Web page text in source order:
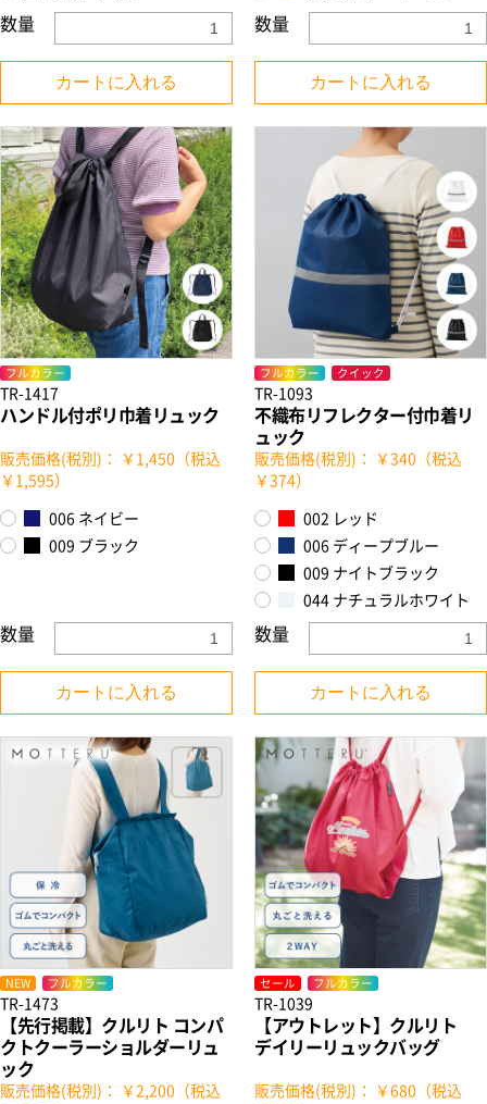
数量
カートに入れる
数量
カートに入れる
フルカラー
TR-1417
ハンドル付ポリ巾着リュック
販売価格(税別)： ￥1,450（税込
￥1,595）
006 ネイビー
009 ブラック
数量
カートに入れる
フルカラー クイック
TR-1093
不織布リフレクター付巾着リ
ュック
販売価格(税別)： ￥340（税込
￥374）
002 レッド
006 ディープブルー
009 ナイトブラック
044 ナチュラルホワイト
数量
カートに入れる
NEW フルカラー
TR-1473
【先行掲載】クルリト コンパ
クトクーラーショルダーリュ
ック
販売価格(税別)： ￥2,200（税込
セール フルカラー
TR-1039
【アウトレット】クルリト
デイリーリュックバッグ
販売価格(税別)： ￥680（税込